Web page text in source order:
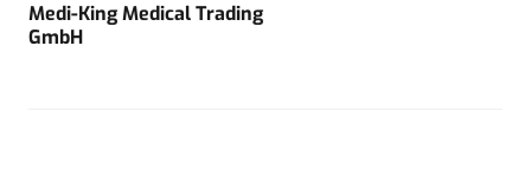
Medi-King Medical Trading
GmbH